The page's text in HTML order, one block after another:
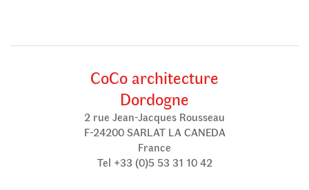
CoCo architecture
Dordogne
2 rue Jean-Jacques Rousseau
F-24200 SARLAT LA CANEDA
France
Tel +33 (0)5 53 31 10 42